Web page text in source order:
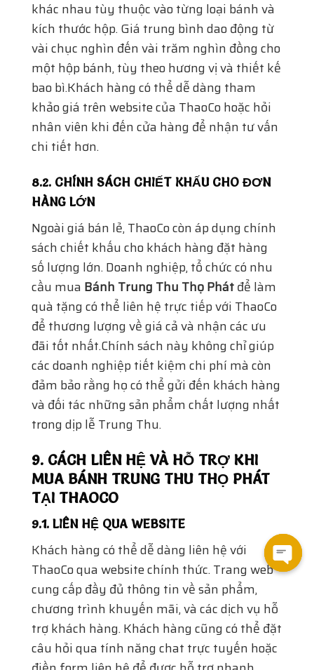
8.2. CHÍNH SÁCH CHIẾT KHẤU CHO ĐƠN
HÀNG LỚN
Ngoài giá bán lẻ, ThaoCo còn áp dụng chính
sách chiết khấu cho khách hàng đặt hàng
số lượng lớn. Doanh nghiệp, tổ chức có nhu
cầu muaBánh Trung Thu Thọ Phátđể làm
quà tặng có thể liên hệ trực tiếp với ThaoCo
đãi tốt nhất.Chính sách này không chỉ giúp
các doanh nghiệp tiết kiệm chi phí mà còn
đảm bảo rằng họ có thể gửi đến khách hàng
và đối tác những sản phẩm chất lượng nhất
trong dịp lễ Trung Thu.
9. CÁCH LIÊN HỆ VÀ HỖ TRỢ KHI
MUA BÁNH TRUNG THU THỌ PHÁT
TẠI THAOCO
9.1. LIÊN HỆ QUA WEBSITE
Khách hàng có thể dễ dàng liên hệ với
ThaoCo qua website chính thức. Trang web
cung cấp đầy đủ thông tin về sản phẩm,
chương trình khuyến mãi, và các dịch vụ hỗ
trợ khách hàng. Khách hàng cũng có thể đặt
câu hỏi qua tính năng chat trực tuyến hoặc
điền form liên hệ để được hỗ trợ nhanh
chóng.
9.2. SỐ ĐIỆN THOẠI HỖ TRỢ
ThaoCo cũng cung cấp đường dây nóng hỗ
trợ khách hàng, giúp khách hàng có thể gọi
điện hỏi đáp trực tiếp về các sản phẩm, đặt
hàng, hoặc giải quyết các vấn đề phát sinh